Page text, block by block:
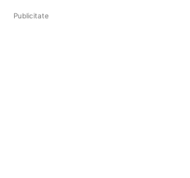
Publicitate